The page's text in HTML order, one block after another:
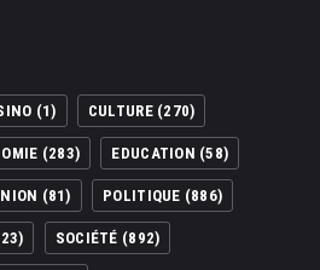
(1) CULTURE(270)
(283) EDUCATION (58)
(81) POLITIQUE (886)
SOCIÉTÉ (892)